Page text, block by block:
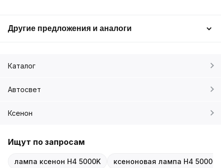
Другие предложения и аналоги
Каталог
Автосвет
Ксенон
Ищут по запросам
лампа ксенон H4 5000K ксеноновая лампа H4 5000K